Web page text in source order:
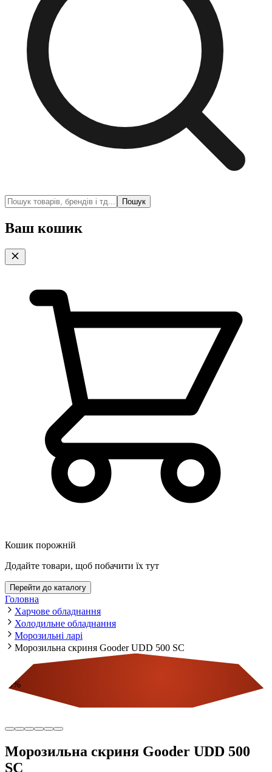
Пошук
Ваш кошик
Кошик порожній
Додайте товари, щоб побачити їх тут
Перейти до каталогу
Головна
Харчове обладнання
Холодильне обладнання
Морозильні ларі
Морозильна скриня Gooder UDD 500 SC
5%
Морозильна скриня Gooder UDD 500
SC